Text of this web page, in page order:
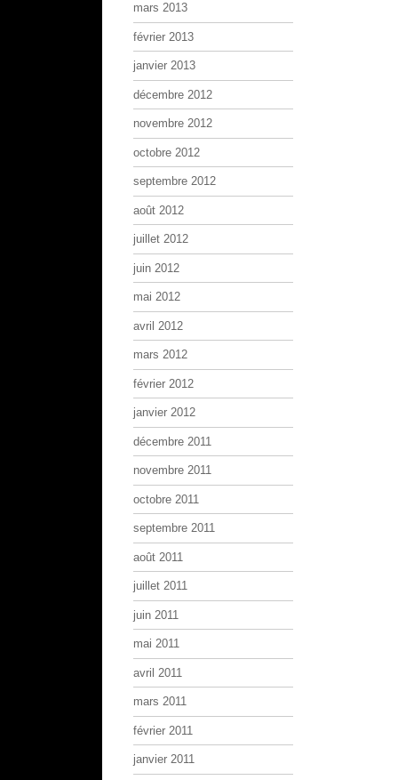
mars 2013
février 2013
janvier 2013
décembre 2012
novembre 2012
octobre 2012
septembre 2012
août 2012
juillet 2012
juin 2012
mai 2012
avril 2012
mars 2012
février 2012
janvier 2012
décembre 2011
novembre 2011
octobre 2011
septembre 2011
août 2011
juillet 2011
juin 2011
mai 2011
avril 2011
mars 2011
février 2011
janvier 2011